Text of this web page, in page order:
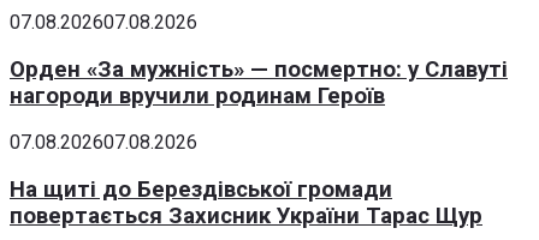
07.08.202607.08.2026
Орден «За мужність» — посмертно: у Славуті
нагороди вручили родинам Героїв
07.08.202607.08.2026
На щиті до Берездівської громади
повертається Захисник України Тарас Щур